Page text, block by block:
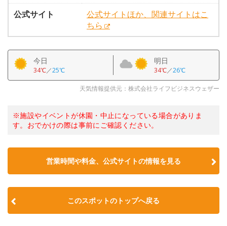
公式サイト
公式サイトほか、関連サイトはこ
ちら
今日
34℃／25℃
明日
34℃／26℃
天気情報提供元：株式会社ライフビジネスウェザー
※施設やイベントが休園・中止になっている場合がありま
す。おでかけの際は事前にご確認ください。
営業時間や料金、公式サイトの情報を見る
このスポットのトップへ戻る